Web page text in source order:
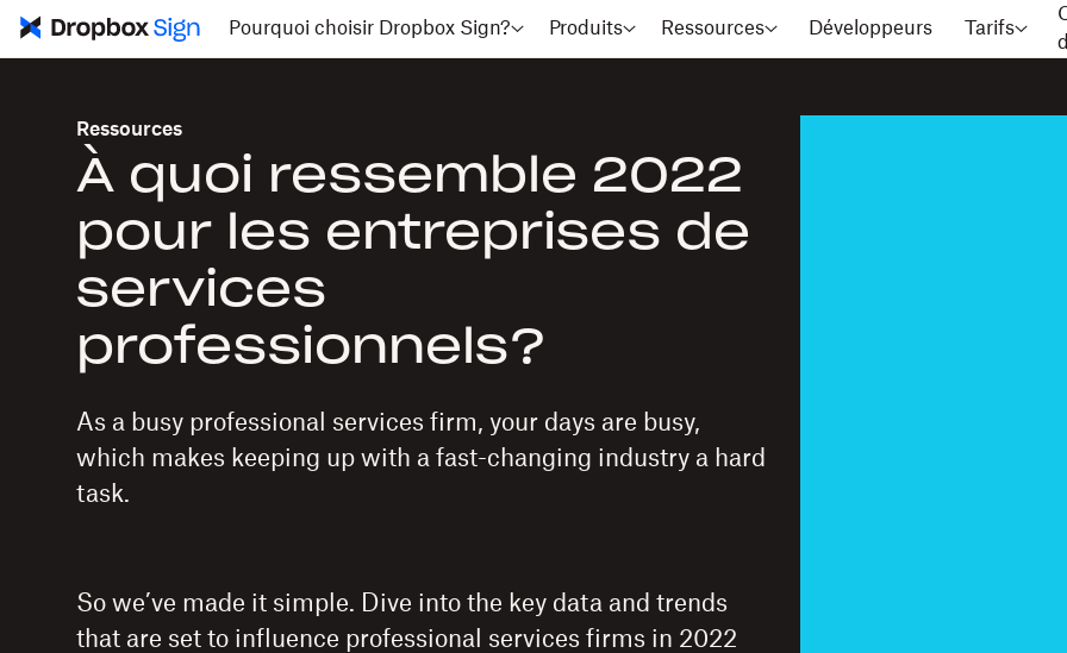
Pourquoi choisir Dropbox Sign? Produits Ressources Développeurs Tarifs
Ressources
À quoi ressemble 2022
pour les entreprises de
services
professionnels?
As a busy professional services firm, your days are busy,
which makes keeping up with a fast-changing industry a hard
task.
So we’ve made it simple. Dive into the key data and trends
that are set to influence professional services firms in 2022